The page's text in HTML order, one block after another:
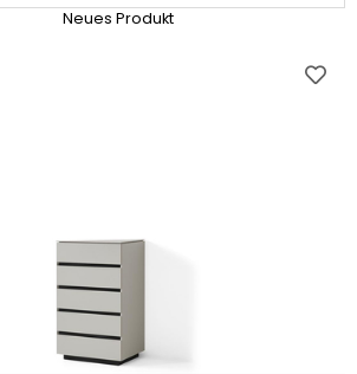
Neues Produkt